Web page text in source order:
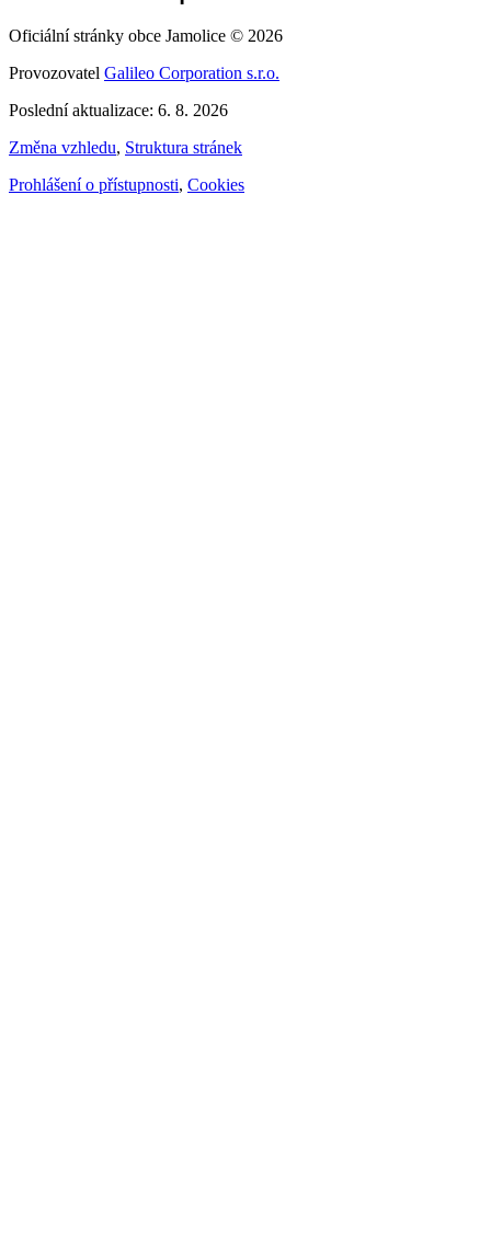
Oficiální stránky obce Jamolice © 2026
Provozovatel Galileo Corporation s.r.o.
Poslední aktualizace: 6. 8. 2026
Změna vzhledu, Struktura stránek
Prohlášení o přístupnosti, Cookies